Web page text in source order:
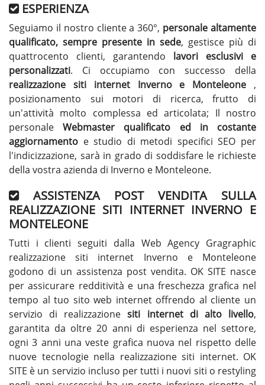
ESPERIENZA
Seguiamo il nostro cliente a 360°, personale altamente
qualificato, sempre presente in sede, gestisce più di
quattrocento clienti, garantendo lavori esclusivi e
personalizzati. Ci occupiamo con successo della
realizzazione siti internet Inverno e Monteleone ,
posizionamento sui motori di ricerca, frutto di
un'attività molto complessa ed articolata; Il nostro
personaleWebmaster qualificato ed in costante
aggiornamento e studio di metodi specifici SEO per
l'indicizzazione, sarà in grado di soddisfare le richieste
della vostra azienda di Inverno e Monteleone.
ASSISTENZA POST VENDITA SULLA
REALIZZAZIONE SITI INTERNET INVERNO E
MONTELEONE
Tutti i clienti seguiti dalla Web Agency Gragraphic
realizzazione siti internet Inverno e Monteleone
godono di un assistenza post vendita. OK SITE nasce
per assicurare redditività e una freschezza grafica nel
tempo al tuo sito web internet offrendo al cliente un
servizio di realizzazionesiti internet di alto livello,
garantita da oltre 20 anni di esperienza nel settore,
ogni 3 anni una veste grafica nuova nel rispetto delle
nuove tecnologie nella realizzazione siti internet. OK
SITE è un servizio incluso per tutti i nuovi siti o restyling